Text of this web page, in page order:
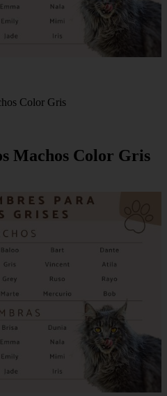
Color Gris
Machos Color Gris